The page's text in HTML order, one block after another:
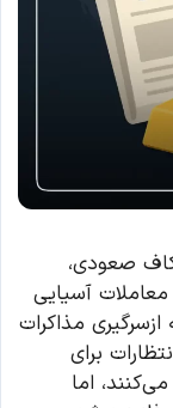
صعودی،
و در معاملات آسیایی
مذاکرات
برای
اما